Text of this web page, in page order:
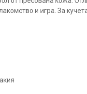
и игра. За